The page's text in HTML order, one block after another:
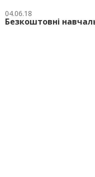
04.06.18
Безкоштовні